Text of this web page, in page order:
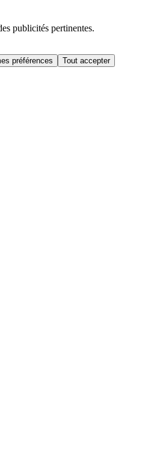
publicités pertinentes.
préférences Tout accepter